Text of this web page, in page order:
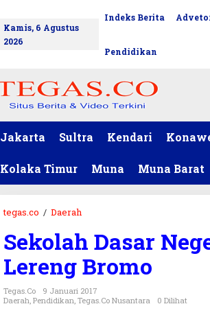
Kamis, 6 Agustus
2026
Indeks Berita
Pendidikan
Jakarta Sultra Kendari
Kolaka Timur Muna Muna Barat
tegas.co / Daerah
k
o
h
D
Sekolah Dasar
Lereng Bromo
Tegas.co
9 Januari 2017
Daerah, Pendidikan, Tegas.co Nusantara 0 Dilihat